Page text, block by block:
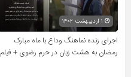
اجرای زنده نماهنگ وداع با ماه مبارک
رمضان به هشت زبان در حرم رضوی + فیلم